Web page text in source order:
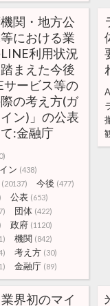
機関・地方公
における業
利用状況
まえた今後
サービス等の
の考え方(ガ
ン)」の公表
:金融庁
ン (438)
(20137) 今後 (477)
公表 (653)
団体 (422)
政府 (1120)
機関 (842)
考え方 (30)
金融庁 (89)
界初のマイ